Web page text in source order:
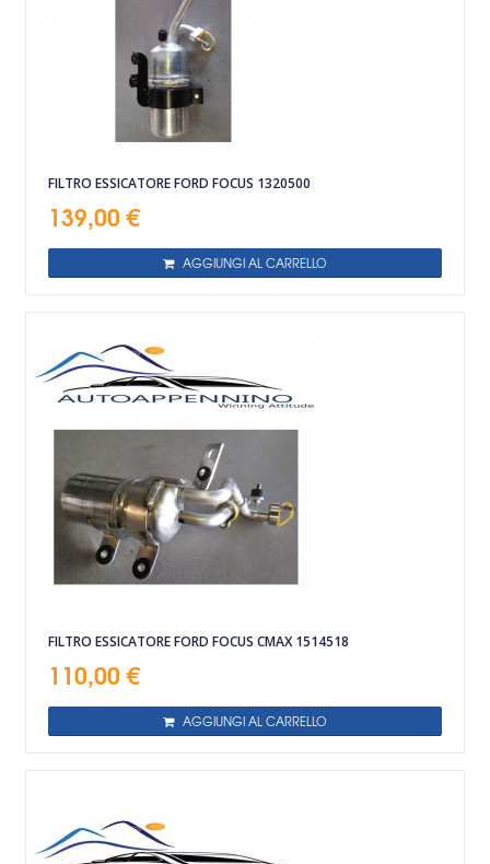
FILTRO ESSICATORE FORD FOCUS 1320500
139,00 €
AGGIUNGI AL CARRELLO
FILTRO ESSICATORE FORD FOCUS CMAX 1514518
110,00 €
AGGIUNGI AL CARRELLO